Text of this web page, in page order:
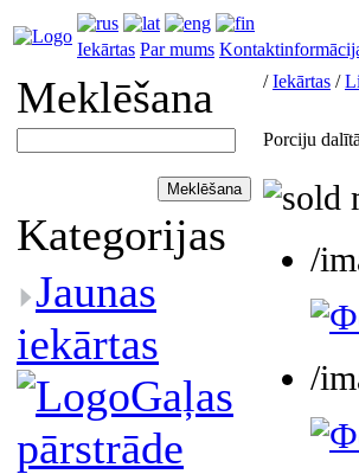
Iekārtas Par mums
Meklēšana
Kategorijas
Jaunas
iekārtas
Gaļas
pārstrāde
/Iekārtas /
Porciju
/
/